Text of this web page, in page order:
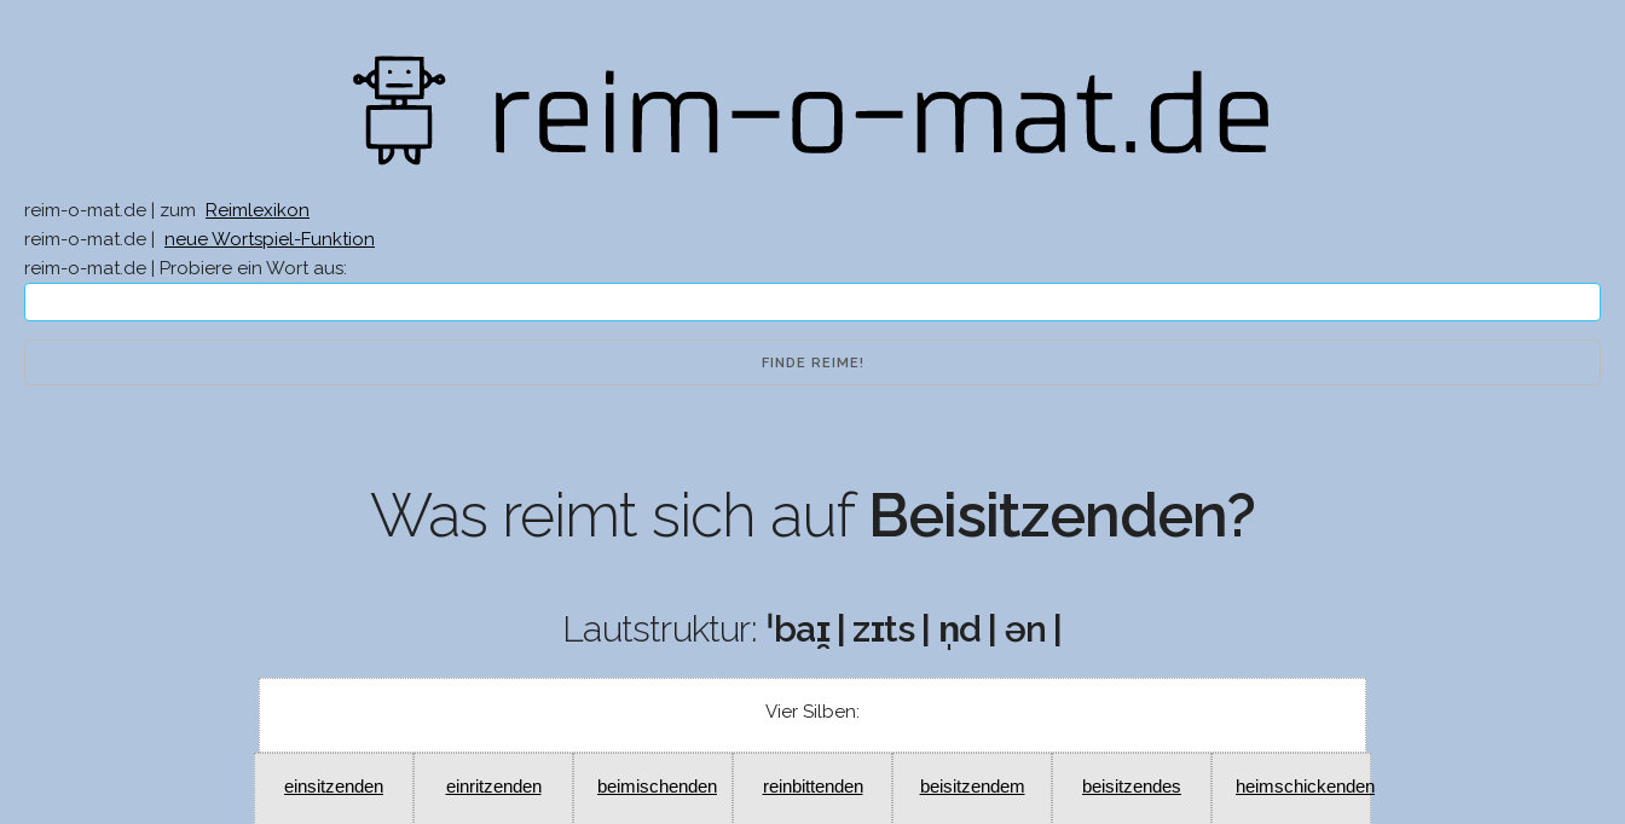
reim-o-mat.de | zum
Reimlexikon
reim-o-mat.de |
neue Wortspiel-Funktion
reim-o-mat.de | Probiere ein Wort aus:
Was reimt sich auf Beisitzenden?
Lautstruktur: ˈbaɪ̯ | zɪts | n̩d | ən |
Vier Silben:
einsitzenden einritzenden beimischenden reinbittenden beisitzendem beisitzendes heimschickenden